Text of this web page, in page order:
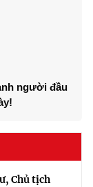
người đầu
Chủ tịch